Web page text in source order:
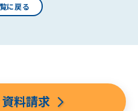
に戻る
料請求